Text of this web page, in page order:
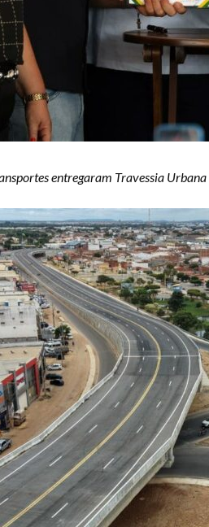
entregaram Travessia